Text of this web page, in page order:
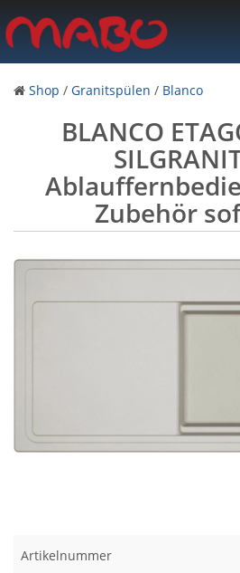
Shop / Granitspülen / Blanco
BLANCO
Zubehör
Artikelnummer